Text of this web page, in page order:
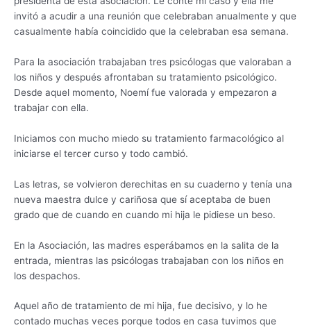
invitó a acudir a una reunión que celebraban anualmente y que
casualmente había coincidido que la celebraban esa semana.
Para la asociación trabajaban tres psicólogas que valoraban a
los niños y después afrontaban su tratamiento psicológico.
Desde aquel momento, Noemí fue valorada y empezaron a
trabajar con ella.
Iniciamos con mucho miedo su tratamiento farmacológico al
iniciarse el tercer curso y todo cambió.
Las letras, se volvieron derechitas en su cuaderno y tenía una
nueva maestra dulce y cariñosa que sí aceptaba de buen
grado que de cuando en cuando mi hija le pidiese un beso.
En la Asociación, las madres esperábamos en la salita de la
entrada, mientras las psicólogas trabajaban con los niños en
los despachos.
Aquel año de tratamiento de mi hija, fue decisivo, y lo he
contado muchas veces porque todos en casa tuvimos que